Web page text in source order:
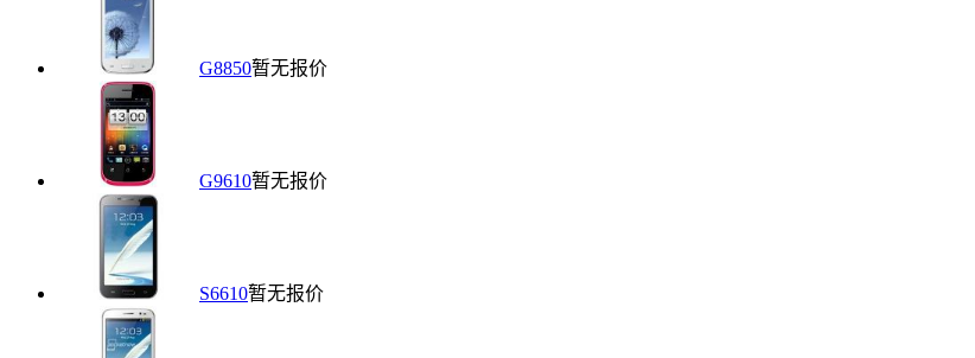
G8850暂无报价
G9610暂无报价
S6610暂无报价